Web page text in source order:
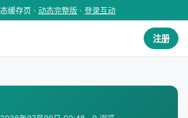
缓存页 · 动态完整版 · 登录互动
注册